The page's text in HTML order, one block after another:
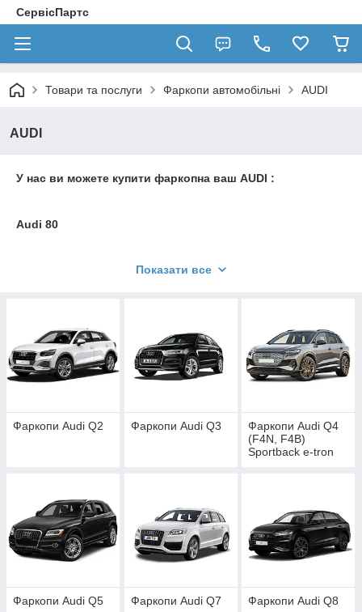
СервісПартс
Товари та послуги Фаркопи автомобільні AUDI
AUDI
У нас ви можете купити фаркопна ваш AUDI :
Audi 80
Audi A4
Audi A8
Показати все
Фаркопи Audi Q2 Фаркопи Audi Q3
Фаркопи Audi Q4
(F4N, F4B)
Sportback e-tron
Фаркопи Audi Q5 Фаркопи Audi Q7 Фаркопи Audi Q8